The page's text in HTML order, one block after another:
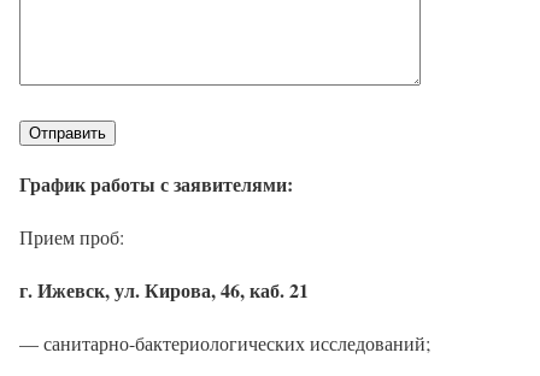
График работы с заявителями:
Прием проб:
г. Ижевск, ул. Кирова, 46, каб. 21
— санитарно-бактериологических исследований;